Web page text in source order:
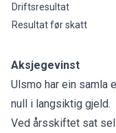
Driftsresultat
Resultat før skatt
Aksjegevinst
Ulsmo har ein samla
null i langsiktig gjeld.
Ved årsskiftet sat